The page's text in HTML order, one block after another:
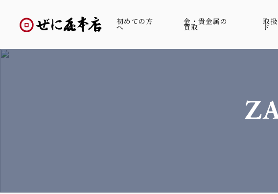
初めての方
へ
金・貴金属の
買取
取
ド